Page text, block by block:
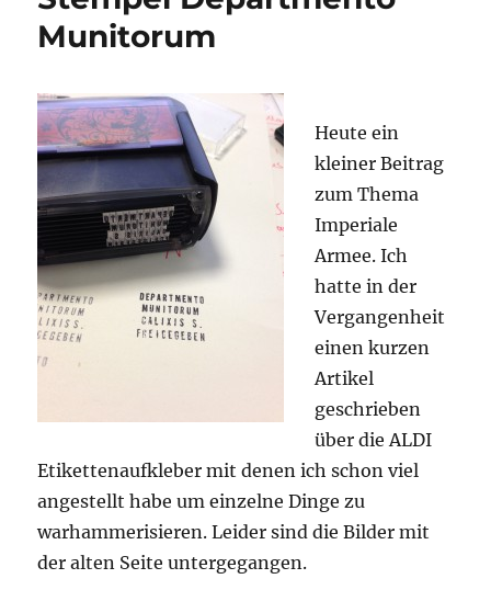
Munitorum
Heute ein
kleiner Beitrag
zum Thema
Imperiale
Armee. Ich
hatte in der
Vergangenheit
einen kurzen
Artikel
geschrieben
über die ALDI
Etikettenaufkleber mit denen ich schon viel
angestellt habe um einzelne Dinge zu
warhammerisieren. Leider sind die Bilder mit
der alten Seite untergegangen.